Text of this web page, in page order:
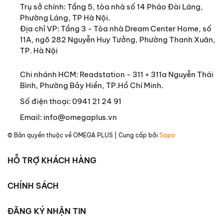
mẻ cùng những tranh luận đa chiều.
Trụ sở chính: Tầng 5, tòa nhà số 14 Pháo Đài Láng,
Phường Láng, TP Hà Nội.
Địa chỉ VP: Tầng 3 - Tòa nhà Dream Center Home, số
11A, ngõ 282 Nguyễn Huy Tưởng, Phường Thanh Xuân,
TP. Hà Nội
Chi nhánh HCM: Readstation - 311 + 311a Nguyễn Thái
Bình, Phường Bảy Hiền, TP.Hồ Chí Minh.
Số điện thoại: 0941 21 24 91
Email: info@omegaplus.vn
© Bản quyền thuộc về OMEGA PLUS | Cung cấp bởi Sapo
HỖ TRỢ KHÁCH HÀNG
CHÍNH SÁCH
ĐĂNG KÝ NHẬN TIN